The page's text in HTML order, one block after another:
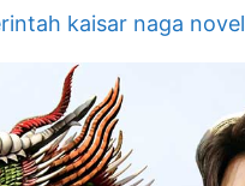
kaisar naga novel